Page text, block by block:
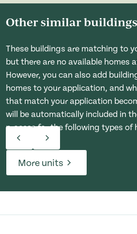
Other similar buildings
These buildings are matching to
but there are no available homes
However, you can also add
homes to your application, and
that match your application
will be automatically included in
process for the following types of
More units